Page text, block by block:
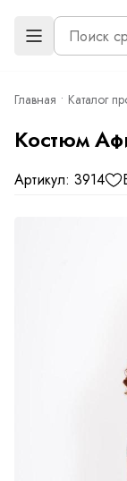
Главная Каталог
Костюм
Артикул: 3914